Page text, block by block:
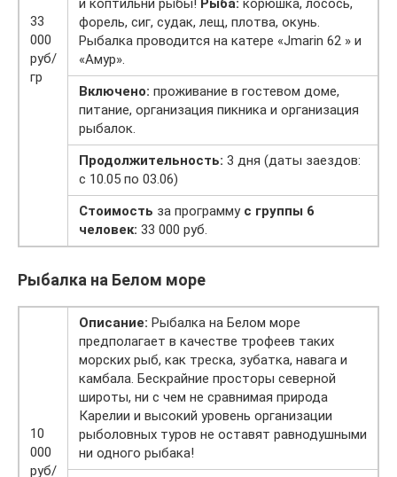
33
000
руб/
гр
форель, сиг, судак, лещ, плотва, окунь.
Рыбалка проводится на катере «Jmarin 62 » и
«Амур».
Включено: проживание в гостевом доме,
питание, организация пикника и организация
рыбалок.
Продолжительность: 3 дня (даты заездов:
с 10.05 по 03.06)
Стоимость за программу с группы 6
человек: 33 000 руб.
Рыбалка на Белом море
10
000
руб/
Описание: Рыбалка на Белом море
предполагает в качестве трофеев таких
морских рыб, как треска, зубатка, навага и
камбала. Бескрайние просторы северной
широты, ни с чем не сравнимая природа
Карелии и высокий уровень организации
рыболовных туров не оставят равнодушными
ни одного рыбака!